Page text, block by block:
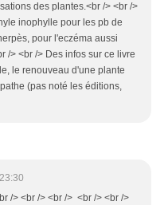
des plantes.<br /> <br />
inophylle pour les pb de
pour l'eczéma aussi
/> <br /> Des infos sur ce livre
le renouveau d'une plante
(pas noté les éditions,
/> <br /> <br /> <br /> <br />